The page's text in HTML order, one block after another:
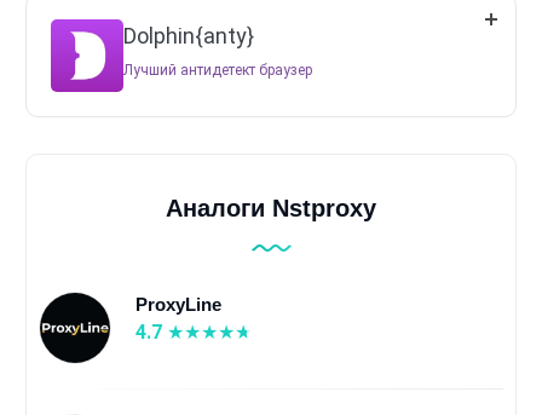
Dolphin{anty}
Лучший антидетект браузер
Аналоги Nstproxy
ProxyLine
4.7